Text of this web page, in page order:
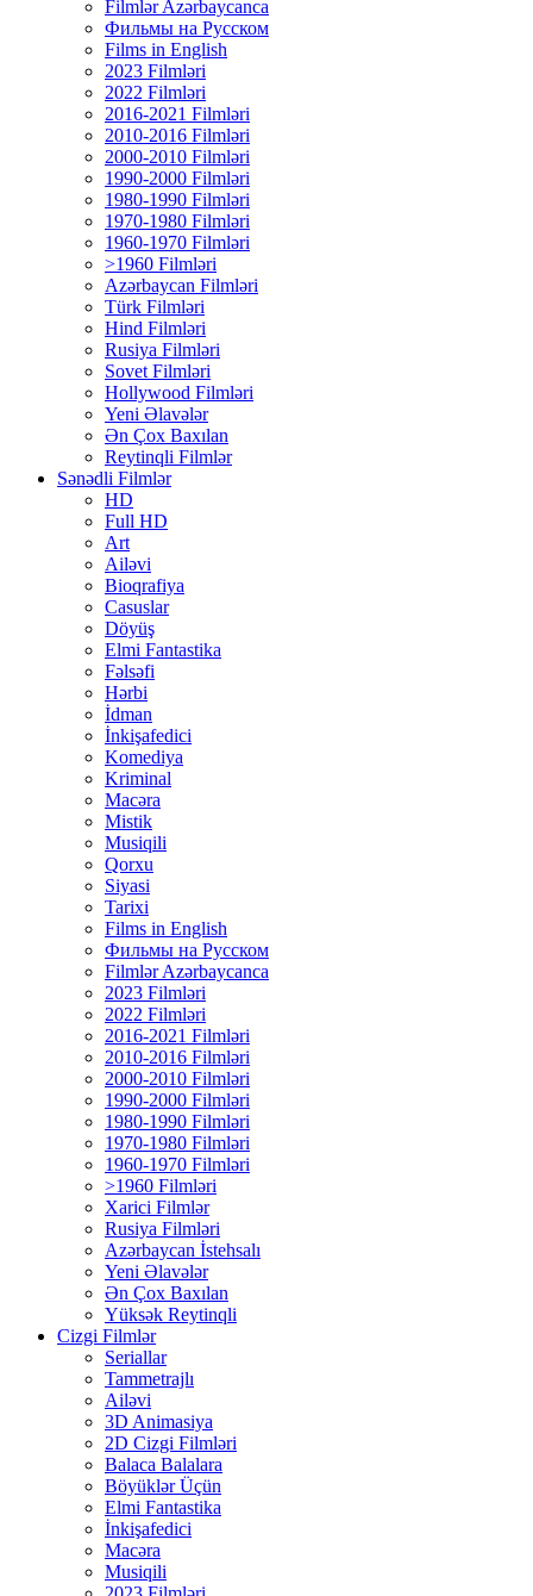
Filmlər Azərbaycanca
Фильмы на Русском
Films in English
2023 Filmləri
2022 Filmləri
2016-2021 Filmləri
2010-2016 Filmləri
2000-2010 Filmləri
1990-2000 Filmləri
1980-1990 Filmləri
1970-1980 Filmləri
1960-1970 Filmləri
>1960 Filmləri
Azərbaycan Filmləri
Türk Filmləri
Hind Filmləri
Rusiya Filmləri
Sovet Filmləri
Hollywood Filmləri
Yeni Əlavələr
Ən Çox Baxılan
Reytinqli Filmlər
Sənədli Filmlər
HD
Full HD
Art
Ailəvi
Bioqrafiya
Casuslar
Döyüş
Elmi Fantastika
Fəlsəfi
Hərbi
İdman
İnkişafedici
Komediya
Kriminal
Macəra
Mistik
Musiqili
Qorxu
Siyasi
Tarixi
Films in English
Фильмы на Русском
Filmlər Azərbaycanca
2023 Filmləri
2022 Filmləri
2016-2021 Filmləri
2010-2016 Filmləri
2000-2010 Filmləri
1990-2000 Filmləri
1980-1990 Filmləri
1970-1980 Filmləri
1960-1970 Filmləri
>1960 Filmləri
Xarici Filmlər
Rusiya Filmləri
Azərbaycan İstehsalı
Yeni Əlavələr
Ən Çox Baxılan
Yüksək Reytinqli
Cizgi Filmlər
Seriallar
Tammetrajlı
Ailəvi
3D Animasiya
2D Cizgi Filmləri
Balaca Balalara
Böyüklər Üçün
Elmi Fantastika
İnkişafedici
Macəra
Musiqili